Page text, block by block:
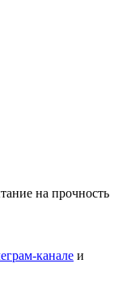
на прочность
канале и